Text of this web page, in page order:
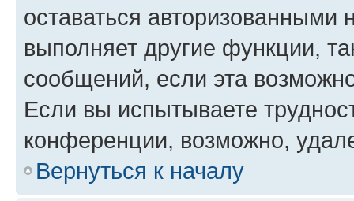
оставаться авторизованными
выполняет другие функции,
сообщений, если эта
Если вы испытываете
конференции, возможно,
Вернуться к началу